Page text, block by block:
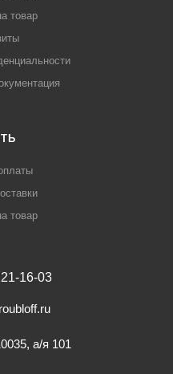
товар
товар
16-03
а/я 101